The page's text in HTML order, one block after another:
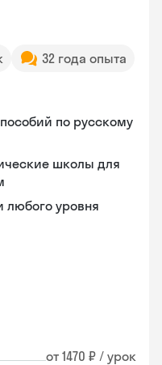
32 года опыта
по русскому
школы для
любого уровня
от 1470 ₽ / урок